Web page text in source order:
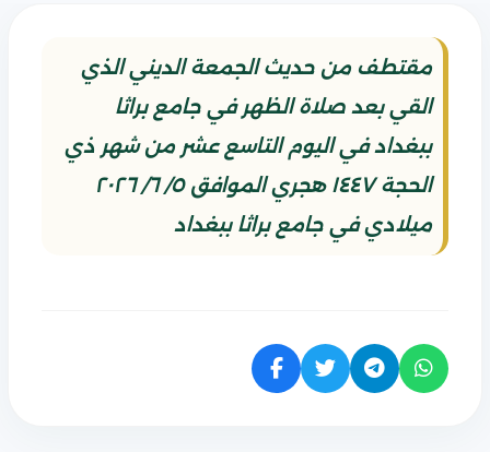
مقتطف من حديث الجمعة الديني الذي
القي بعد صلاة الظهر في جامع براثا
ببغداد في اليوم التاسع عشر من شهر ذي
الحجة ١٤٤٧ هجري الموافق ٥/ ٦/ ٢٠٢٦
ميلادي في جامع براثا ببغداد